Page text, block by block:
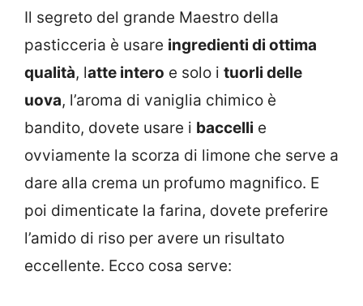
Il segreto del grande Maestro della
pasticceria è usare ingredienti di ottima
qualità, latte intero e solo i tuorli delle
uova, l’aroma di vaniglia chimico è
bandito, dovete usare i baccelli e
ovviamente la scorza di limone che serve a
dare alla crema un profumo magnifico. E
poi dimenticate la farina, dovete preferire
l’amido di riso per avere un risultato
eccellente. Ecco cosa serve: